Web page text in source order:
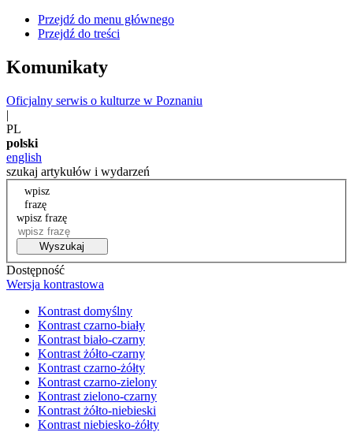
Przejdź do menu głównego
Przejdź do treści
Komunikaty
Oficjalny serwis o kulturze w Poznaniu
|
PL
polski
english
szukaj artykułów i wydarzeń
wpisz
frazę
wpisz frazę
Wyszukaj
Dostępność
Wersja kontrastowa
Kontrast domyślny
Kontrast czarno-biały
Kontrast biało-czarny
Kontrast żółto-czarny
Kontrast czarno-żółty
Kontrast czarno-zielony
Kontrast zielono-czarny
Kontrast żółto-niebieski
Kontrast niebiesko-żółty